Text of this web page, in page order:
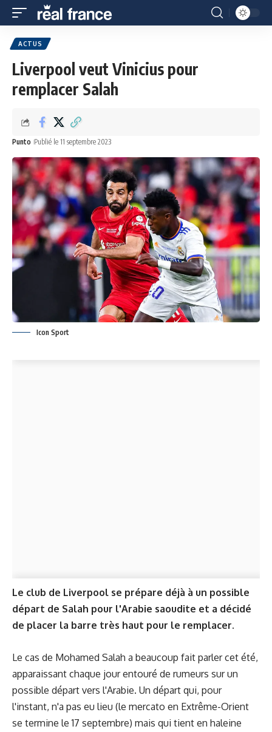
ACTUS
Liverpool veut Vinicius pour
remplacer Salah
Punto Publié le 11 septembre 2023
Icon Sport
Le club de Liverpool se prépare déjà à un possible
départ de Salah pour l'Arabie saoudite et a décidé
de placer la barre très haut pour le remplacer.
Le cas de Mohamed Salah a beaucoup fait parler cet été,
apparaissant chaque jour entouré de rumeurs sur un
possible départ vers l'Arabie. Un départ qui, pour
l'instant, n'a pas eu lieu (le mercato en Extrême-Orient
se termine le 17 septembre) mais qui tient en haleine